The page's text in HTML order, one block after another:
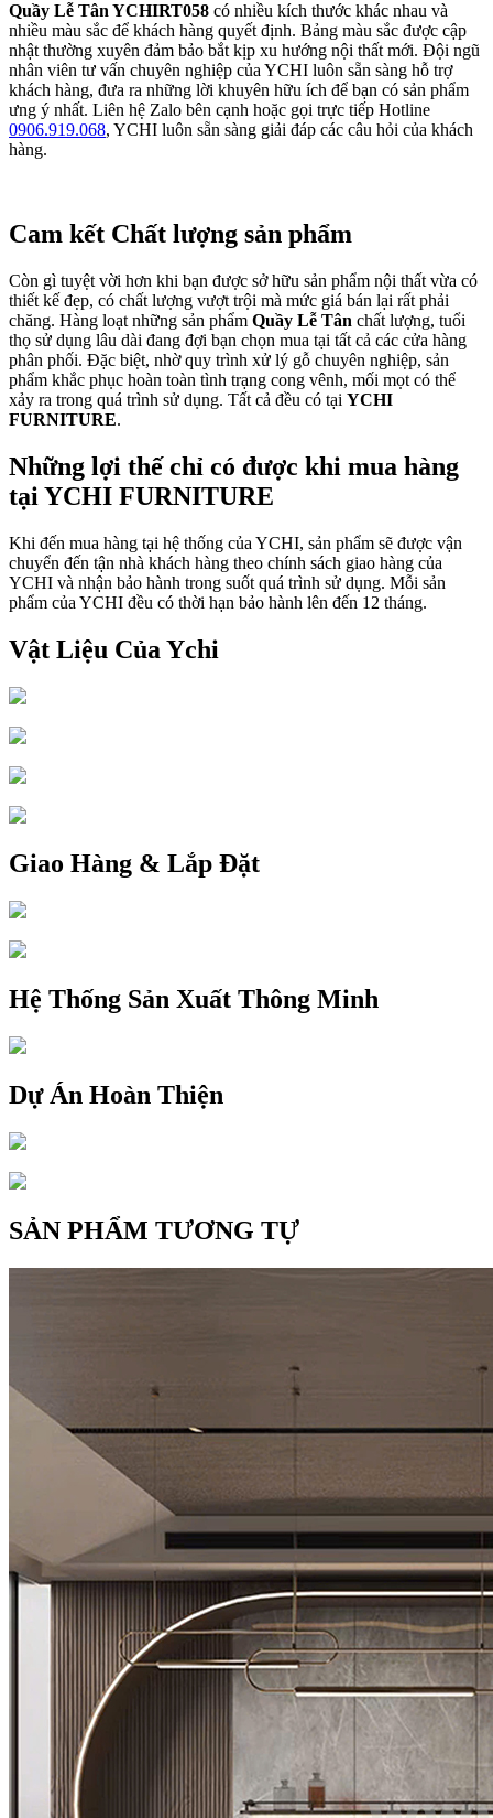
Quầy Lễ Tân YCHIRT058 có nhiều kích thước khác nhau và
nhiều màu sắc để khách hàng quyết định. Bảng màu sắc được cập
nhật thường xuyên đảm bảo bắt kịp xu hướng nội thất mới. Đội ngũ
nhân viên tư vấn chuyên nghiệp của YCHI luôn sẵn sàng hỗ trợ
khách hàng, đưa ra những lời khuyên hữu ích để bạn có sản phẩm
ưng ý nhất. Liên hệ Zalo bên cạnh hoặc gọi trực tiếp Hotline
0906.919.068, YCHI luôn sẵn sàng giải đáp các câu hỏi của khách
hàng.
Cam kết Chất lượng sản phẩm
Còn gì tuyệt vời hơn khi bạn được sở hữu sản phẩm nội thất vừa có
thiết kế đẹp, có chất lượng vượt trội mà mức giá bán lại rất phải
chăng. Hàng loạt những sản phẩm Quầy Lễ Tân chất lượng, tuổi
thọ sử dụng lâu dài đang đợi bạn chọn mua tại tất cả các cửa hàng
phân phối. Đặc biệt, nhờ quy trình xử lý gỗ chuyên nghiệp, sản
phẩm khắc phục hoàn toàn tình trạng cong vênh, mối mọt có thể
xảy ra trong quá trình sử dụng. Tất cả đều có tại YCHI
FURNITURE.
Những lợi thế chỉ có được khi mua hàng
tại YCHI FURNITURE
Khi đến mua hàng tại hệ thống của YCHI, sản phẩm sẽ được vận
chuyển đến tận nhà khách hàng theo chính sách giao hàng của
YCHI và nhận bảo hành trong suốt quá trình sử dụng. Mỗi sản
phẩm của YCHI đều có thời hạn bảo hành lên đến 12 tháng.
Vật Liệu Của Ychi
Giao Hàng & Lắp Đặt
Hệ Thống Sản Xuất Thông Minh
Dự Án Hoàn Thiện
SẢN PHẨM TƯƠNG TỰ